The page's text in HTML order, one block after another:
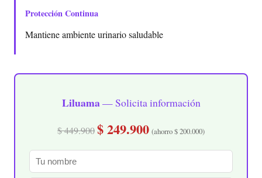
Protección Continua
Mantiene ambiente urinario saludable
Liluama— Solicita información
$ 449.900$ 249.900 (ahorro $ 200.000)